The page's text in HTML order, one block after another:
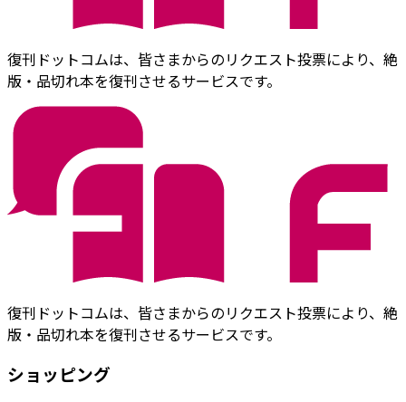
復刊ドットコムは、皆さまからのリクエスト投票により、絶
版・品切れ本を復刊させるサービスです。
復刊ドットコムは、皆さまからのリクエスト投票により、絶
版・品切れ本を復刊させるサービスです。
ショッピング